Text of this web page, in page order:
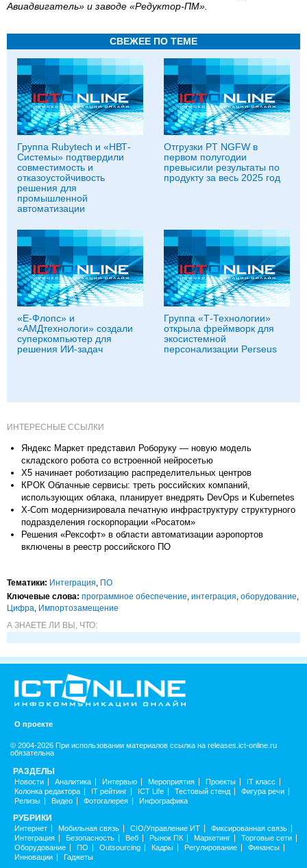
Авиадвигатель» и заводе «Редуктор-ПМ».
СВЕЖЕЕ ПО ТЕМЕ
Группа Rubytech и «НВТ-
Системы» подтвердили
совместимость и
отказоустойчивость
решения для
промышленной
автоматизации
Отгрузки PT NGFW в
первом полугодии
превысили результаты по
продукту за весь 2025 год
«Е-Флопс» и
«АМДтехнологи» создали
суперкомпьютер для
решения ИИ-задач
Группа «Т‑Технологии»
открыла фреймворк для
экосистемной
персонализации Perseus
ИНТЕРЕСНЫЕ ССЫЛКИ
Яндекс Маркет представил Роборуку — новую модель
складского робота со встроенной нейросетью
X5 начинает роботизацию распределительных центров
КРОК Облачные сервисы: треть российских компаний,
использующих облака, планирует внедрять DevOps и Kubernetes
X-Com модернизировала печатную инфраструктуру структурного
подразделения госкорпорации «Росатом»
Решения «Рексофт» в области автоматизации аэропортов
включены в реестр российского ПО
Тематики: Интеграция, ПО
Ключевые слова: программное обеспечение, интеграция, оборудование,
Цифра, Импорто­замещение
А ЗНАЕТЕ ЛИ ВЫ, ЧТО:
О проекте
© 2004-2026 При использовании материалов ссылка на releases.ict-online.ru
обязательна
РАЗДЕЛЫ
Новости Аналитика Интервью Мероприятия Проекты
IT класс
Колонка редактора
IT рейтинг ICT Life Тестовый стенд
Фигура речи
Релизы
Видео Фотогалерея Инфографика
РУБРИКИ
Интернет Мобильная связь CIO/Управление ИТ
Фиксированная связь
Интеграция
Безопасность Веб Рынок ПК Маркетинг
Торговые сети
Оборудование
ПО Outsourcing Кадры Регулирование
Финансы
Инновации
Гаджеты